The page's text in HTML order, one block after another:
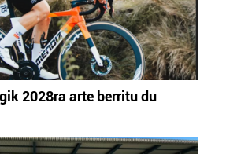
2028ra arte berritu du